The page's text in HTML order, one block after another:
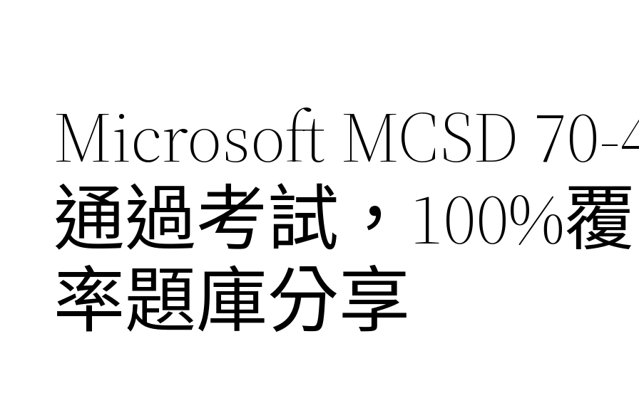
Microsoft MCSD 70-
通過考試，100%
率題庫分享